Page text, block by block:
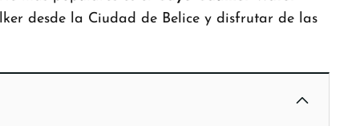
desde la Ciudad de Belice y disfrutar de las